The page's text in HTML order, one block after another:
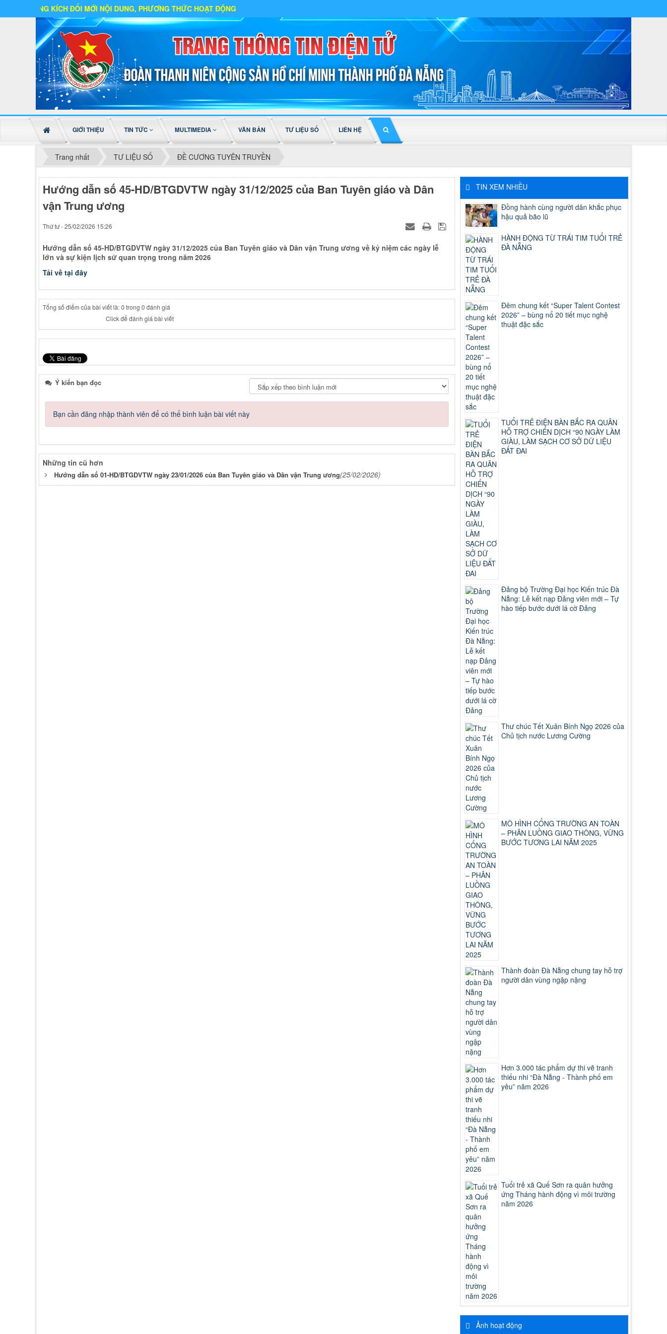
ĐỔI MỚI NỘI DUNG, PHƯƠNG THỨC HOẠT ĐỘNG
GIỚI THIỆU TIN TỨC MULTIMEDIA VĂN BẢN TƯ LIỆU SỐ LIÊN HỆ
Trang nhất TƯ LIỆU SỐ ĐỀ CƯƠNG TUYÊN TRUYỀN
Hướng dẫn số 45-HD/BTGDVTW ngày 31/12/2025 của Ban Tuyên giáo và Dân
vận Trung ương
Thứ tư - 25/02/2026 15:26
Hướng dẫn số 45-HD/BTGDVTW ngày 31/12/2025 của Ban Tuyên giáo và Dân vận Trung ương về kỷ niệm các ngày lễ
lớn và sự kiện lịch sử quan trọng trong năm 2026
Tải về tại đây
Tổng số điểm của bài viết là: 0 trong 0 đánh giá
Click để đánh giá bài viết
Ý kiến bạn đọc
Bạn cần đăng nhập thành viên để có thể bình luận bài viết này
Những tin cũ hơn
Hướng dẫn số 01-HD/BTGDVTW ngày 23/01/2026 của Ban Tuyên giáo và Dân vận Trung ương(25/02/2026)
TIN XEM NHIỀU
Đồng hành cùng người dân khắc phục
hậu quả bão lũ
HÀNH ĐỘNG TỪ TRÁI TIM TUỔI TRẺ
ĐÀ NẴNG
Đêm chung kết “Super Talent Contest
2026” – bùng nổ 20 tiết mục nghệ
thuật đặc sắc
TUỔI TRẺ ĐIỆN BÀN BẮC RA QUÂN
HỖ TRỢ CHIẾN DỊCH “90 NGÀY LÀM
GIÀU, LÀM SẠCH CƠ SỞ DỮ LIỆU
ĐẤT ĐAI
Đảng bộ Trường Đại học Kiến trúc Đà
Nẵng: Lễ kết nạp Đảng viên mới – Tự
hào tiếp bước dưới lá cờ Đảng
Thư chúc Tết Xuân Bính Ngọ 2026 của
Chủ tịch nước Lương Cường
MÔ HÌNH CỔNG TRƯỜNG AN TOÀN
– PHÂN LUỒNG GIAO THÔNG, VỮNG
BƯỚC TƯƠNG LAI NĂM 2025
Thành đoàn Đà Nẵng chung tay hỗ trợ
người dân vùng ngập nặng
Hơn 3.000 tác phẩm dự thi vẽ tranh
thiếu nhi “Đà Nẵng - Thành phố em
yêu” năm 2026
Tuổi trẻ xã Quế Sơn ra quân hưởng
ứng Tháng hành động vì môi trường
năm 2026
Ảnh hoạt động